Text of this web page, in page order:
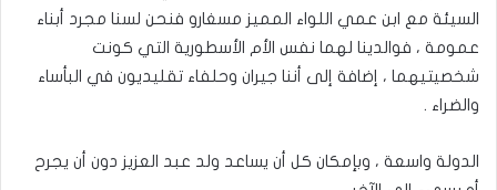
السيئة مع ابن عمي اللواء المميز مسغارو فنحن لسنا مجرد أبناء
عمومة ، فوالدينا لهما نفس الأم الأسطورية التي كونت
شخصيتيهما ، إضافة إلى أننا جيران وحلفاء تقليديون في البأساء
والضراء .
الدولة واسعة ، وبإمكان كل أن يساعد ولد عبد العزيز دون أن يجرح